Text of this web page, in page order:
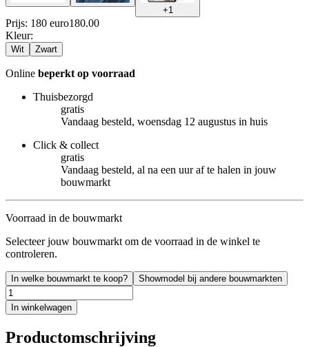
+1
Prijs: 180 euro180.00
Kleur:
Wit Zwart
Online beperkt op voorraad
Thuisbezorgd
gratis
Vandaag besteld, woensdag 12 augustus in huis
Click & collect
gratis
Vandaag besteld, al na een uur af te halen in jouw
bouwmarkt
Voorraad in de bouwmarkt
Selecteer jouw bouwmarkt om de voorraad in de winkel te
controleren.
In welke bouwmarkt te koop? Showmodel bij andere bouwmarkten
In winkelwagen
Productomschrijving